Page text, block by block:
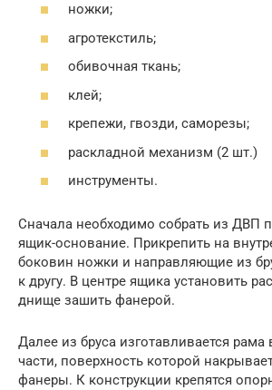
ножки;
агротекстиль;
обивочная ткань;
клей;
крепежи, гвозди, саморезы;
раскладной механизм (2 шт.)
инструменты.
Сначала необходимо собрать из ДВП
ящик-основание. Прикрепить на
боковин ножки и направляющие из
к другу. В центре ящика установить
днище зашить фанерой.
Далее из бруса изготавливается
части, поверхность которой
фанеры. К конструкции крепятся